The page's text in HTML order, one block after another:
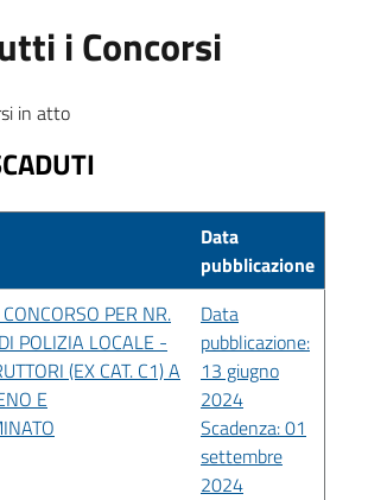
i Concorsi
in atto
Data
pubblicazione
PER NR.
POLIZIA LOCALE -
(EX CAT. C1) A
E
Data
pubblicazione:
13 giugno
2024
Scadenza: 01
settembre
2024